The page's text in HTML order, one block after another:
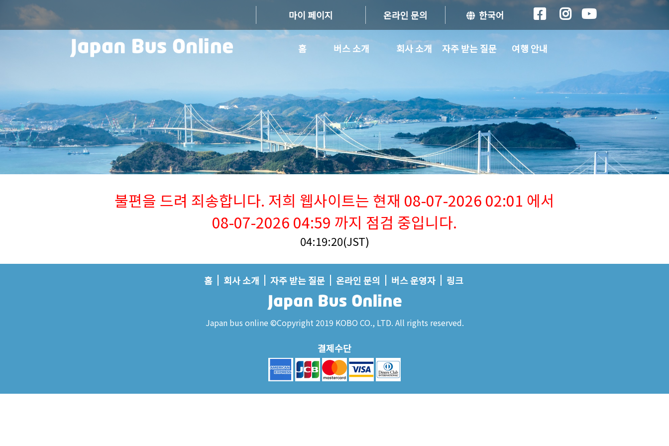
마이 페이지 온라인 문의 한국어
홈 버스 소개 회사 소개 자주 받는 질문 여행 안내
불편을 드려 죄송합니다. 저희 웹사이트는 현재 08-07-2026 02:01 에서
08-07-2026 04:59 까지 점검 중입니다.
04:19:21(JST)
홈 회사 소개 자주 받는 질문 온라인 문의 버스 운영자 링크
Japan bus online ©Copyright 2019 KOBO CO., LTD. All rights reserved.
결제수단